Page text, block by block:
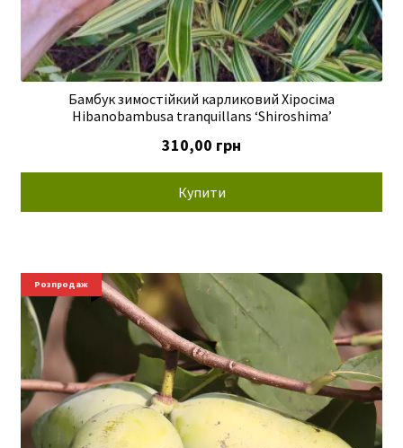
Бамбук зимостійкий карликовий Хіросіма
Hibanobambusa tranquillans ‘Shiroshima’
310,00 грн
Купити
Розпродаж